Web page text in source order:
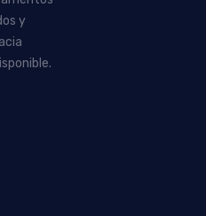
la evidencia clínica y
distintos principios
Hay fármacos que
neuronal como
y